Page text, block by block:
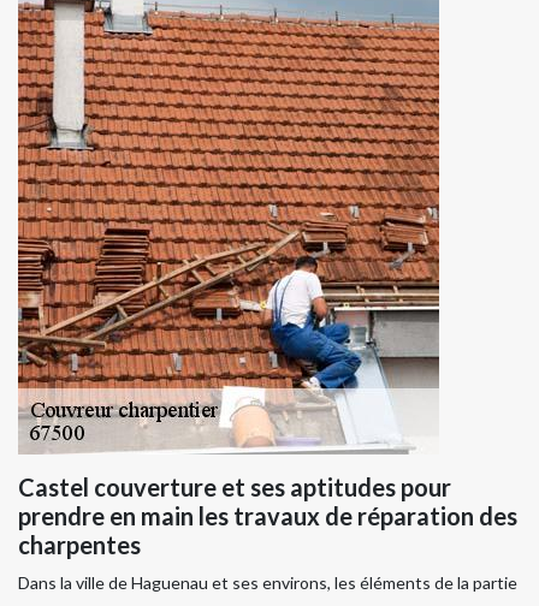
Castel couverture et ses aptitudes pour
prendre en main les travaux de réparation des
charpentes
Dans la ville de Haguenau et ses environs, les éléments de la partie